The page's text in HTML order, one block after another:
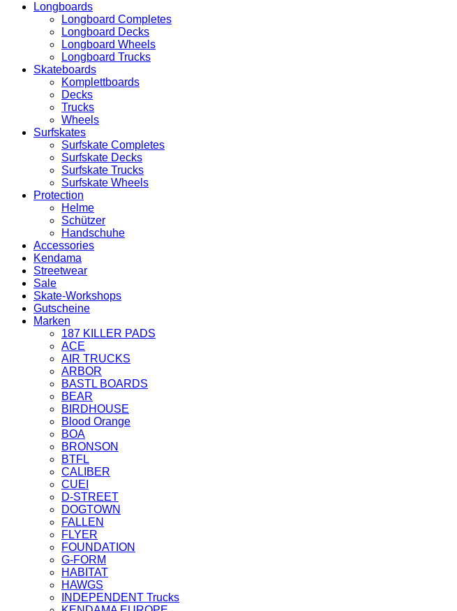
Longboards
Longboard Completes
Longboard Decks
Longboard Wheels
Longboard Trucks
Skateboards
Komplettboards
Decks
Trucks
Wheels
Surfskates
Surfskate Completes
Surfskate Decks
Surfskate Trucks
Surfskate Wheels
Protection
Helme
Schützer
Handschuhe
Accessories
Kendama
Streetwear
Sale
Skate-Workshops
Gutscheine
Marken
187 KILLER PADS
ACE
AIR TRUCKS
ARBOR
BASTL BOARDS
BEAR
BIRDHOUSE
Blood Orange
BOA
BRONSON
BTFL
CALIBER
CUEI
D-STREET
DOGTOWN
FALLEN
FLYER
FOUNDATION
G-FORM
HABITAT
HAWGS
INDEPENDENT Trucks